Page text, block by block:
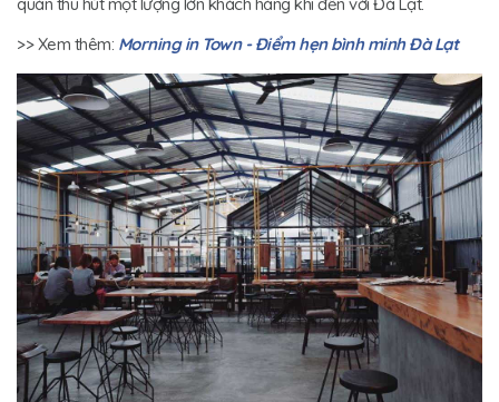
>> Xem thêm: Morning in Town - Điểm hẹn bình minh Đà Lạt